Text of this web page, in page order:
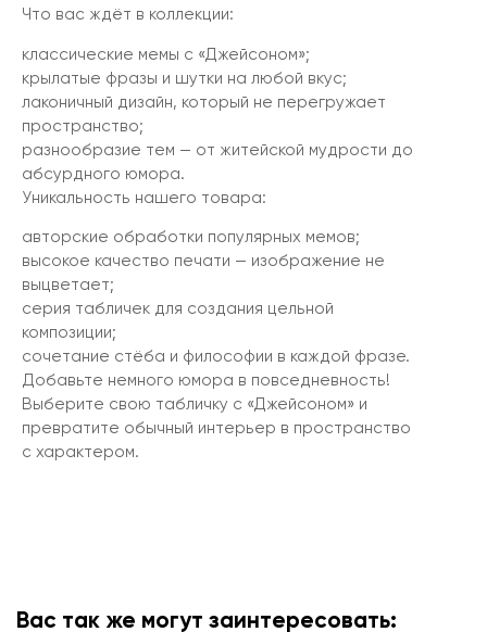
Что вас ждёт в коллекции:
классические мемы с «Джейсоном»;
крылатые фразы и шутки на любой вкус;
лаконичный дизайн, который не перегружает
пространство;
разнообразие тем — от житейской мудрости до
абсурдного юмора.
Уникальность нашего товара:
авторские обработки популярных мемов;
высокое качество печати — изображение не
выцветает;
серия табличек для создания цельной
композиции;
сочетание стёба и философии в каждой фразе.
Добавьте немного юмора в повседневность!
Выберите свою табличку с «Джейсоном» и
превратите обычный интерьер в пространство
с характером.
Вас так же могут заинтересовать: